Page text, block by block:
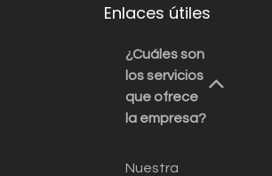
Enlaces útiles
¿Cuáles son
los servicios
que ofrece
la empresa?
Nuestra